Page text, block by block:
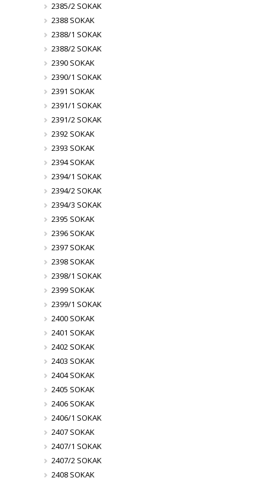
2385/2 SOKAK
2388 SOKAK
2388/1 SOKAK
2388/2 SOKAK
2390 SOKAK
2390/1 SOKAK
2391 SOKAK
2391/1 SOKAK
2391/2 SOKAK
2392 SOKAK
2393 SOKAK
2394 SOKAK
2394/1 SOKAK
2394/2 SOKAK
2394/3 SOKAK
2395 SOKAK
2396 SOKAK
2397 SOKAK
2398 SOKAK
2398/1 SOKAK
2399 SOKAK
2399/1 SOKAK
2400 SOKAK
2401 SOKAK
2402 SOKAK
2403 SOKAK
2404 SOKAK
2405 SOKAK
2406 SOKAK
2406/1 SOKAK
2407 SOKAK
2407/1 SOKAK
2407/2 SOKAK
2408 SOKAK